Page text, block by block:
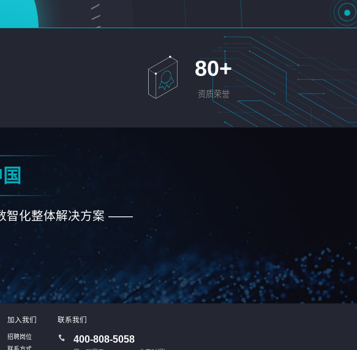
80+
资质荣誉
智化整体解决方案 ——
加入我们
招聘岗位
联系我们
400-808-5058